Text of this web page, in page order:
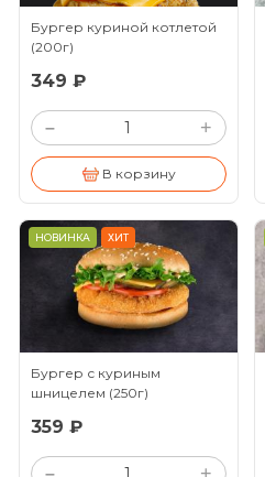
Бургер куриной котлетой
(200г)
349 ₽
– +
В корзину
НОВИНКА ХИТ
Бургер с куриным
шницелем (250г)
359 ₽
–